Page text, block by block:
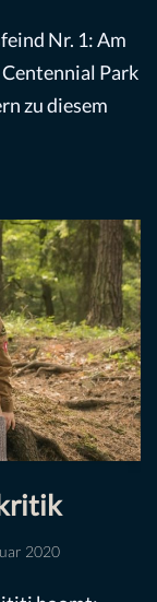
Nr. 1: Am
Park
zu diesem
2020